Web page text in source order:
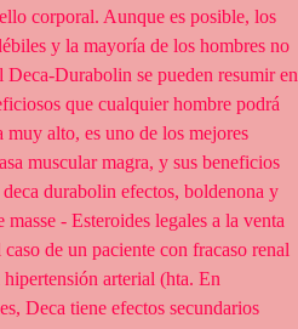
corporal. Aunque es posible, los
y la mayoría de los hombres no
Deca-Durabolin se pueden resumir en
que cualquier hombre podrá
alto, es uno de los mejores
muscular magra, y sus beneficios
durabolin efectos, boldenona y
- Esteroides legales a la venta
de un paciente con fracaso renal
arterial (hta. En
Deca tiene efectos secundarios